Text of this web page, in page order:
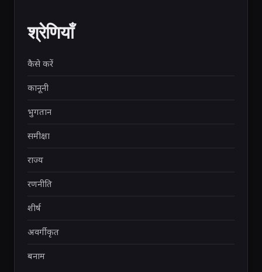
श्रेणियाँ
कैसे करें
कानूनी
भुगतान
समीक्षा
राज्य
रणनीति
शीर्ष
अवर्गीकृत
बनाम